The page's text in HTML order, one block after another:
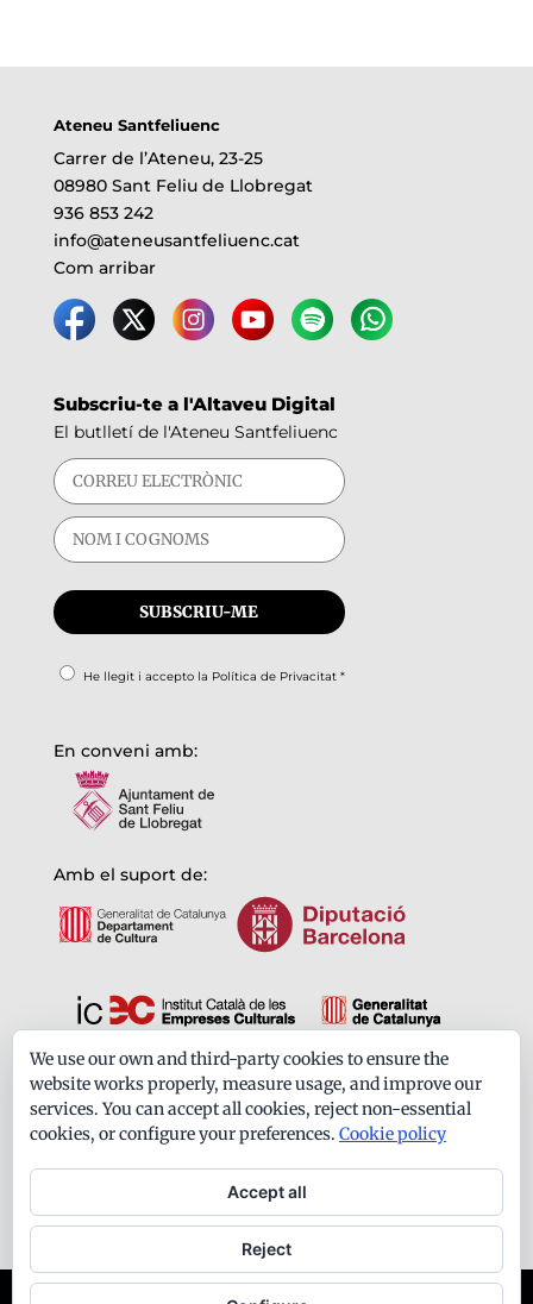
Ateneu Santfeliuenc
Carrer de l’Ateneu, 23-25
08980 Sant Feliu de Llobregat
936 853 242
info@ateneusantfeliuenc.cat
Com arribar
Subscriu-te a l'Altaveu Digital
El butlletí de l'Ateneu Santfeliuenc
He llegit i accepto la Política de Privacitat*
En conveni amb:
Amb el suport de:
Formem part de:
We use our own and third-party cookies to ensure the
website works properly, measure usage, and improve our
services. You can accept all cookies, reject non-essential
cookies, or configure your preferences. Cookie policy
Accept all
Reject